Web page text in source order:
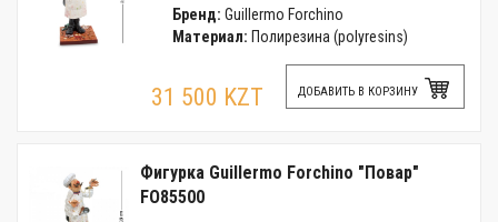
Бренд: Guillermo Forchino
Материал: Полирезина (polyresins)
31 500 KZT ДОБАВИТЬ В КОРЗИНУ
Фигурка Guillermo Forchino "Повар"
FO85500